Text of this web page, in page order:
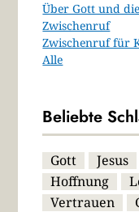
Über Gott und
Zwischenruf
Zwischenruf für
Alle
Beliebte
Gott Jesus
Hoffnung
Vertrauen